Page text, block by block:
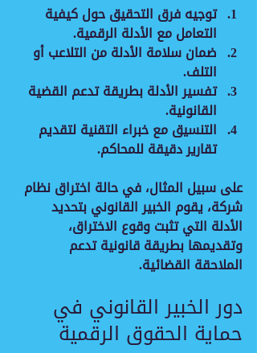
توجيه فرق التحقيق حول كيفية
التعامل مع الأدلة الرقمية.
ضمان سلامة الأدلة من التلاعب أو
التلف.
تفسير الأدلة بطريقة تدعم القضية
القانونية.
التنسيق مع خبراء التقنية لتقديم
تقارير دقيقة للمحاكم.
على سبيل المثال، في حالة اختراق نظام
شركة، يقوم الخبير القانوني بتحديد
الأدلة التي تثبت وقوع الاختراق،
وتقديمها بطريقة قانونية تدعم
الملاحقة القضائية.
دور الخبير القانوني في
حماية الحقوق الرقمية